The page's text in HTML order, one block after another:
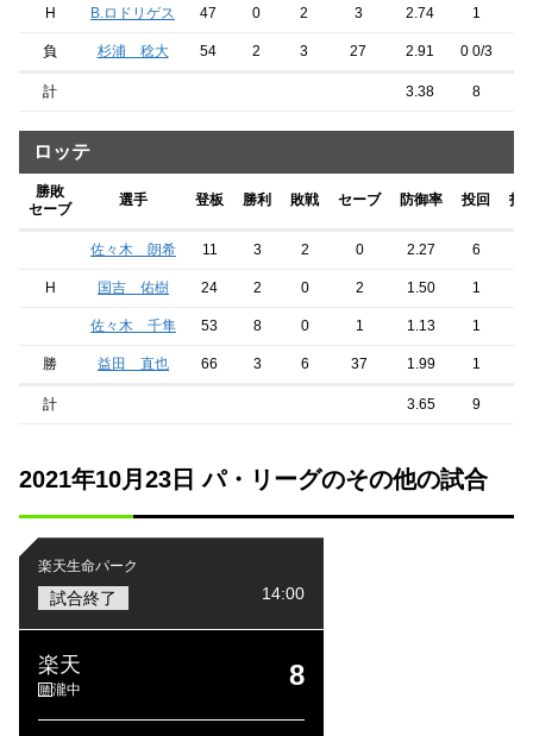
H B.ロドリゲス 47 0 2 3 2.74 1
負 杉浦 稔大 54 2 3 27 2.91 0 0/3
計 3.38 8
ロッテ
勝敗
セーブ
選手 登板 勝利 敗戦 セーブ 防御率 投回 打
佐々木 朗希 11 3 2 0 2.27 6
H 国吉 佑樹 24 2 0 2 1.50 1
佐々木 千隼 53 8 0 1 1.13 1
勝 益田 直也 66 3 6 37 1.99 1
計 3.65 9
2021年10月23日 パ・リーグのその他の試合
楽天生命パーク
試合終了 14:00
楽天
勝瀧中 8